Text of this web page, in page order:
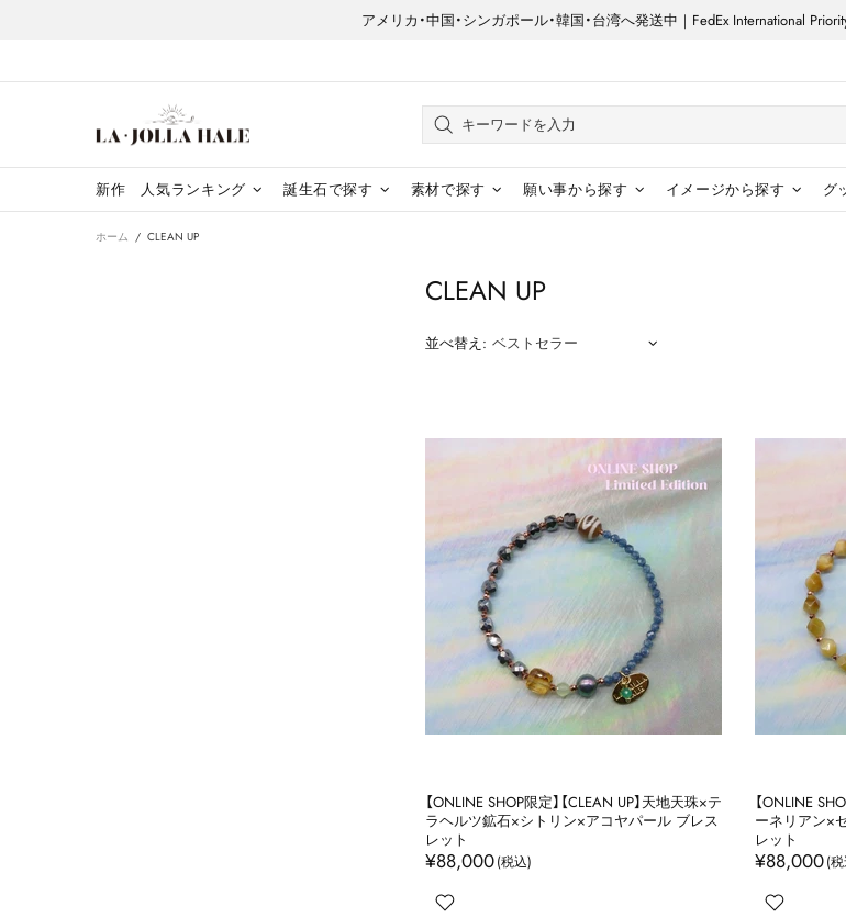
アメリカ・中国・シンガポール・韓国・台湾へ発送中｜FedEx International
新作 人気ランキング 誕生石で探す 素材で探す 願い事から探す イメージから探す グ
ホーム CLEAN UP
CLEAN UP
並べ替え:
【ONLINE SHOP限定】【CLEAN UP】天地天珠×テ
ラヘルツ鉱石×シトリン×アコヤパール ブレス
レット
¥88,000
【ONLINE
ーネリアン×
レット
¥88,000